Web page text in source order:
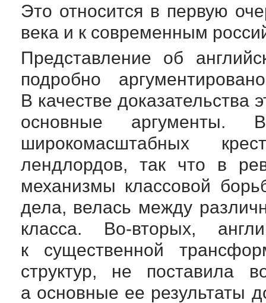
Это относится в первую
века и к современным
Представление об
подробно
В качестве доказательства
основные аргументы.
широкомасштабных
лендлордов, так что в
механизмы классовой
дела, велась между
класса. Во-вторых,
к существенной
структур, не поставила
а основные ее результаты